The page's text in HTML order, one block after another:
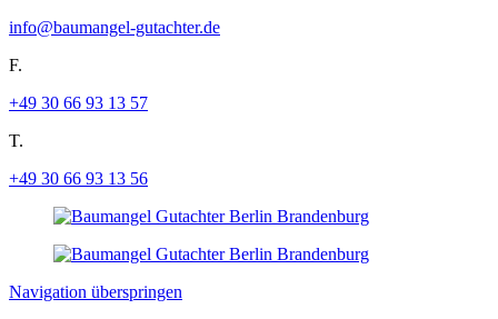
info@baumangel-gutachter.de
F.
+49 30 66 93 13 57
T.
+49 30 66 93 13 56
Navigation überspringen